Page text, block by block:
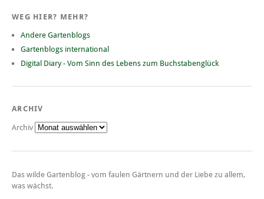
WEG HIER? MEHR?
Andere Gartenblogs
Gartenblogs international
Digital Diary - Vom Sinn des Lebens zum Buchstabenglück
ARCHIV
Archiv
Das wilde Gartenblog - vom faulen Gärtnern und der Liebe zu allem,
was wächst.